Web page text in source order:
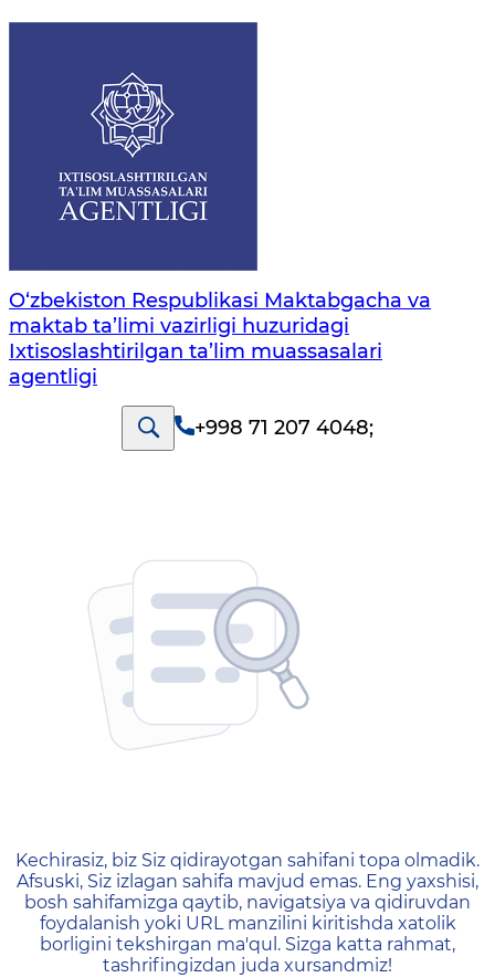
O‘zbekiston Respublikasi Maktabgacha va
maktab ta’limi vazirligi huzuridagi
Ixtisoslashtirilgan ta’lim muassasalari
agentligi
+998 71 207 4048;
404 — Страница не
Kechirasiz, biz Siz qidirayotgan sahifani topa olmadik.
Afsuski, Siz izlagan sahifa mavjud emas. Eng yaxshisi,
bosh sahifamizga qaytib, navigatsiya va qidiruvdan
foydalanish yoki URL manzilini kiritishda xatolik
borligini tekshirgan ma'qul. Sizga katta rahmat,
tashrifingizdan juda xursandmiz!